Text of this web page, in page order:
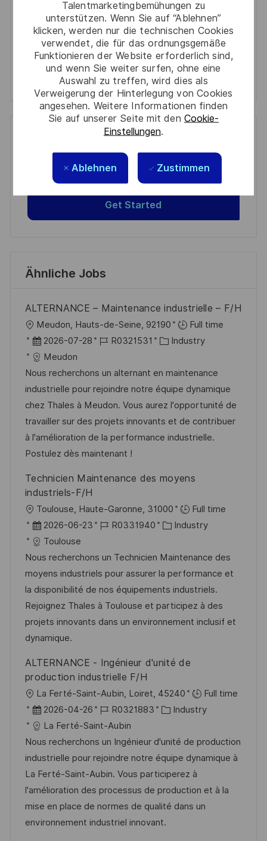
Talentmarketingbemühungen zu
unterstützen. Wenn Sie auf “Ablehnen”
klicken, werden nur die technischen Cookies
verwendet, die für das ordnungsgemäße
Funktionieren der Website erforderlich sind,
und wenn Sie weiter surfen, ohne eine
Auswahl zu treffen, wird dies als
Verweigerung der Hinterlegung von Cookies
angesehen. Weitere Informationen finden
Sie auf unserer Seite mit den Cookie-
Einstellungen.
Ablehnen Zustimmen
Aktivieren
Manage alerts
Manage alerts
based on your interests.
Get Started
Ähnliche Jobs
ALTERNANCE – Maintenance industrielle – F/H
O
r
t
Meudon, Hauts-de-Seine, 92190
Full time
D
a
t
u
m
d
e
r
e
f
f
c
h
u
n
g
2026-07-28
J
b
-
I
D
R0321531
K
t
e
g
o
r
Industry
Meudon
Nous recherchons un alternant en maintenance
industrielle pour rejoindre notre équipe dynamique
chez Thales à Meudon. Vous aurez l'opportunité de
travailler sur des projets innovants et de contribuer
à l'amélioration de la performance industrielle.
Postulez dès maintenant !
Technicien Maintenance des moyens
industriels-F/H
O
r
t
Toulouse, Haute-Garonne, 31000
Full time
D
a
t
u
m
d
e
r
e
f
f
2026-06-23
J
b
-
I
D
R0331940
K
t
e
g
o
r
Industry
Toulouse
Nous recherchons un Technicien Maintenance des
moyens industriels pour assurer la performance et
la disponibilité de nos équipements industriels.
Rejoignez Thales à Toulouse et participez à des
projets innovants dans un environnement inclusif et
dynamique.
ALTERNANCE - Ingénieur d'unité de
production industrielle F/H
O
r
t
La Ferté-Saint-Aubin, Loiret, 45240
Full time
D
a
t
u
m
d
e
r
2026-04-26
J
o
b
-
I
D
R0321883
K
t
e
g
o
r
i
Industry
La Ferté-Saint-Aubin
Nous recherchons un Ingénieur d'unité de production
industrielle pour rejoindre notre équipe dynamique à
La Ferté-Saint-Aubin. Vous participerez à
l'amélioration des processus de production et à la
mise en place de normes de qualité dans un
environnement industriel innovant.